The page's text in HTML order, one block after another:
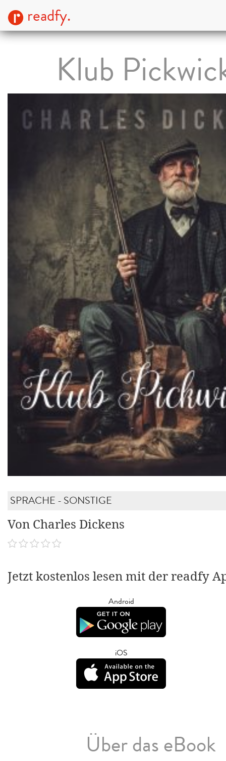
readfy.
Klub
SPRACHE - SONSTIGE
Von Charles Dickens
Jetzt kostenlos lesen mit der readfy
Android
iOS
Über das eBook